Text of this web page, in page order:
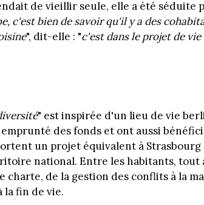
de vieillir seule, elle a été séduite
c'est bien de savoir qu'il y a des
", dit-elle : "c'est dans le projet de
" est inspirée d'un lieu de vie
des fonds et ont aussi
un projet équivalent à
national. Entre les habitants, tout
charte, de la gestion des conflits à la
la fin de vie.